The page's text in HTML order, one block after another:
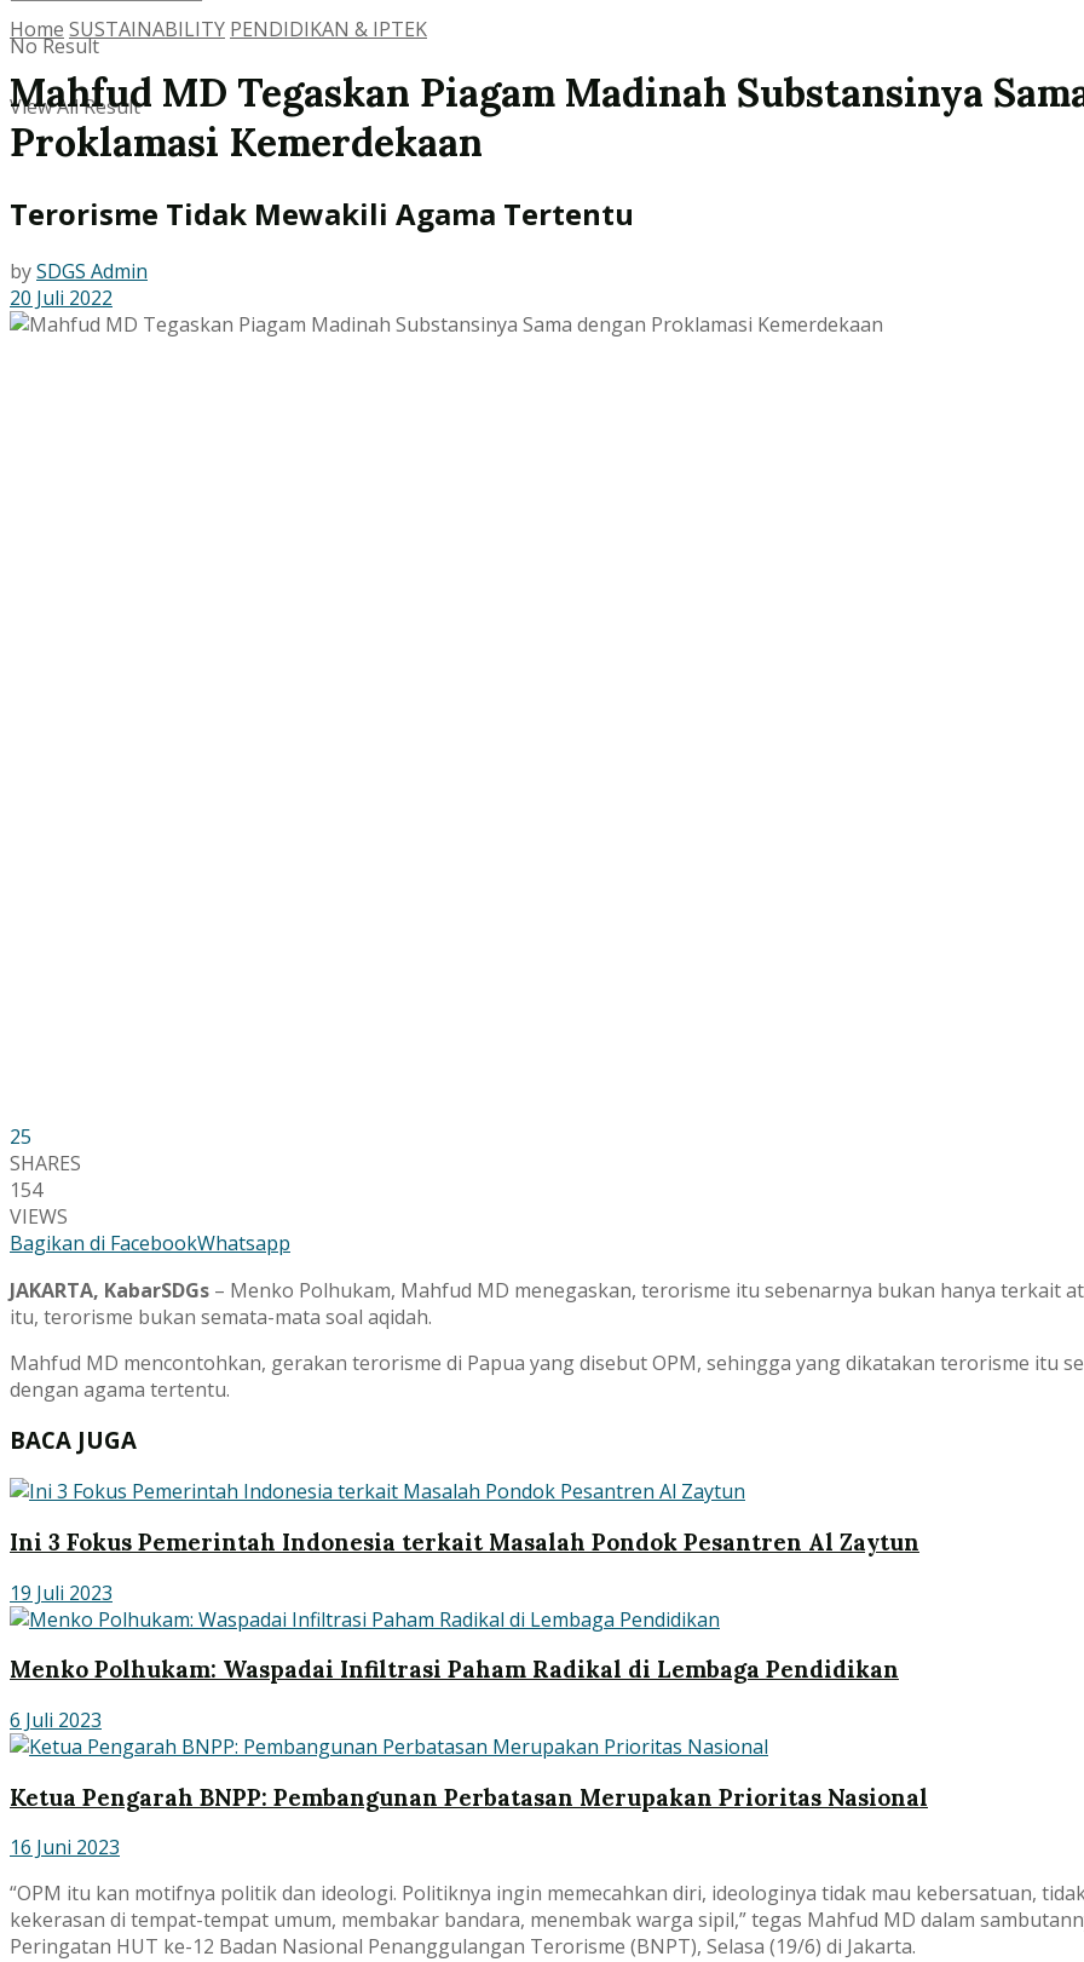
No Result
View All Result
Home SUSTAINABILITY PENDIDIKAN & IPTEK
Mahfud MD Tegaskan Piagam Madinah Substansinya
Proklamasi Kemerdekaan
Terorisme Tidak Mewakili Agama Tertentu
bySDGS Admin
20 Juli 2022
25
SHARES
154
VIEWS
Bagikan di FacebookWhatsapp
JAKARTA, KabarSDGs – Menko Polhukam, Mahfud MD menegaskan, terorisme itu sebenarnya bukan hanya terkait
itu, terorisme bukan semata-mata soal aqidah.
Mahfud MD mencontohkan, gerakan terorisme di Papua yang disebut OPM, sehingga yang dikatakan terorisme itu
dengan agama tertentu.
BACA JUGA
Ini 3 Fokus Pemerintah Indonesia terkait Masalah Pondok Pesantren Al Zaytun
19 Juli 2023
Menko Polhukam: Waspadai Infiltrasi Paham Radikal di Lembaga Pendidikan
6 Juli 2023
Ketua Pengarah BNPP: Pembangunan Perbatasan Merupakan Prioritas Nasional
16 Juni 2023
“OPM itu kan motifnya politik dan ideologi. Politiknya ingin memecahkan diri, ideologinya tidak mau kebersatuan,
kekerasan di tempat-tempat umum, membakar bandara, menembak warga sipil,” tegas Mahfud MD dalam
Peringatan HUT ke-12 Badan Nasional Penanggulangan Terorisme (BNPT), Selasa (19/6) di Jakarta.